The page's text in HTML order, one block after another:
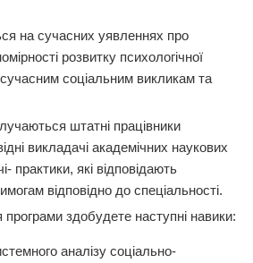
на сучасних уявленнях про
розвитку психологічної
сучасним соціальним викликам та
штатні працівники
викладачі академічних наукових
практики, які відповідають
відповідно до спеціальності.
програми здобудете наступні навики:
аналізу соціально-